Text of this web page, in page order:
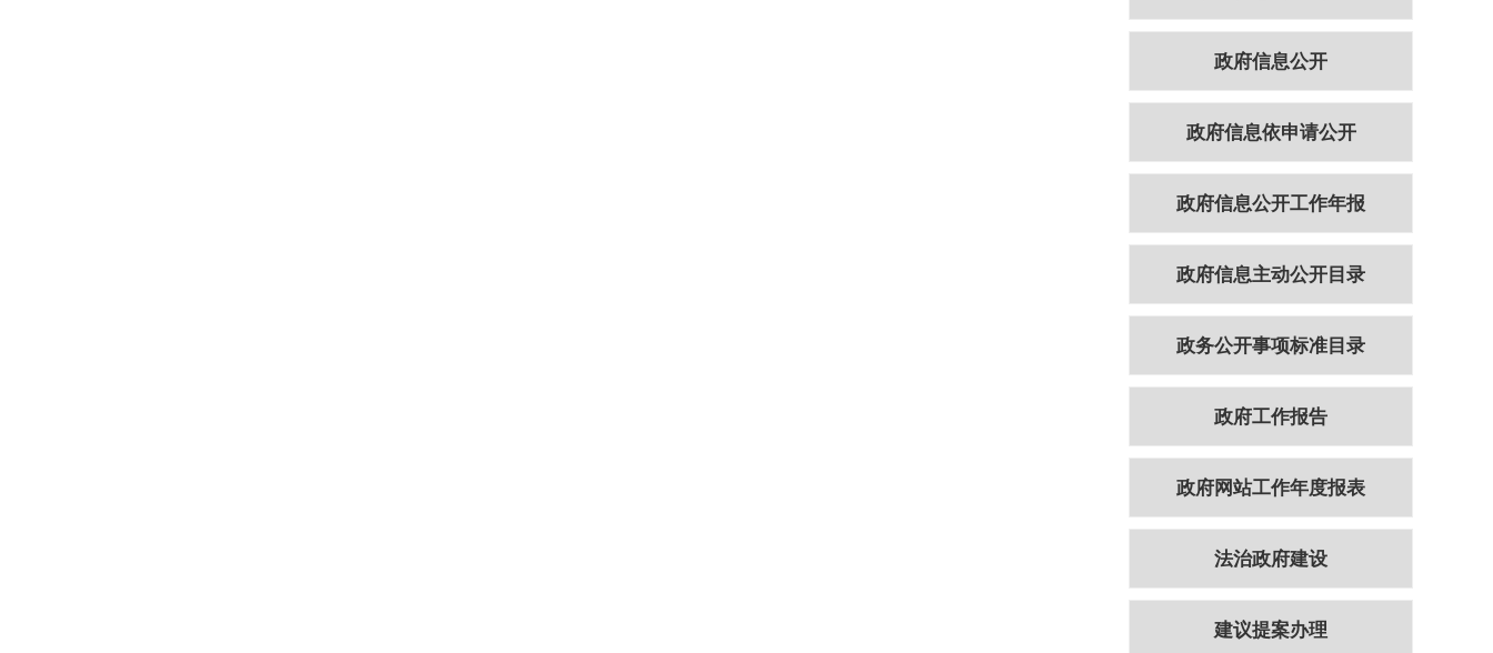
政府信息公开
政府信息依申请公开
政府信息公开工作年报
政府信息主动公开目录
政务公开事项标准目录
政府工作报告
政府网站工作年度报表
法治政府建设
建议提案办理